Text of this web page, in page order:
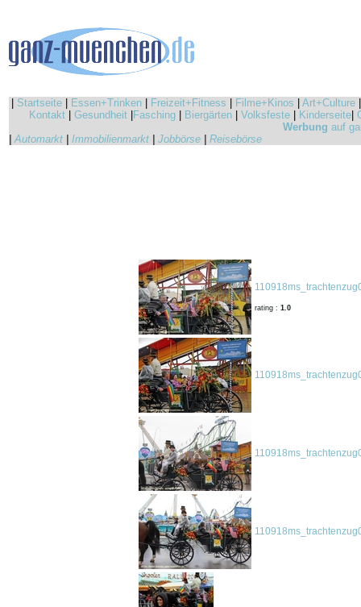
Startseite Essen+Trinken Freizeit+Fitness Filme+Kinos Art+Culture
Kontakt
Gesundheit Fasching Biergärten Volksfeste Kinderseite
Werbung auf
|Automarkt Immobilienmarkt Jobbörse Reisebörse
rating : 1.0